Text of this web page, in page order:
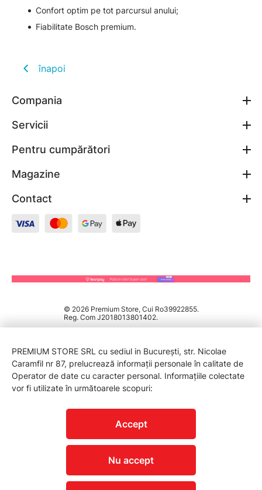
Confort optim pe tot parcursul anului;
Fiabilitate Bosch premium.
înapoi
Compania
Servicii
Pentru cumpărători
Magazine
Contact
© 2026 Premium Store, Cui Ro39922855.
Reg. Com J2018013801402.
PREMIUM STORE SRL cu sediul in București, str. Nicolae
Caramfil nr 87, prelucrează informații personale în calitate de
Operator de date cu caracter personal. Informațiile colectate
vor fi utilizate în următoarele scopuri:
Accept
Nu accept